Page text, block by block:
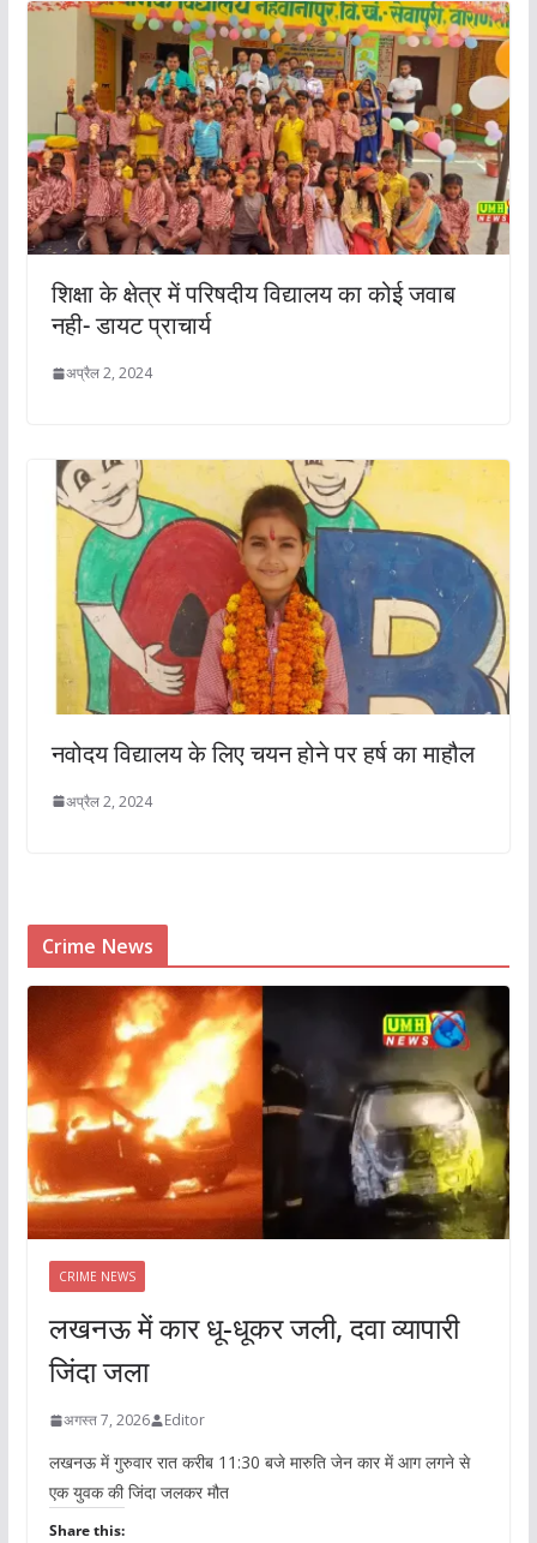
शिक्षा के क्षेत्र में परिषदीय विद्यालय का कोई जवाब
नही- डायट प्राचार्य
अप्रैल 2, 2024
नवोदय विद्यालय के लिए चयन होने पर हर्ष का माहौल
अप्रैल 2, 2024
Crime News
CRIME NEWS
लखनऊ में कार धू-धूकर जली, दवा व्यापारी
जिंदा जला
अगस्त 7, 2026 Editor
लखनऊ में गुरुवार रात करीब 11:30 बजे मारुति जेन कार में आग लगने से
एक युवक की जिंदा जलकर मौत
Share this: